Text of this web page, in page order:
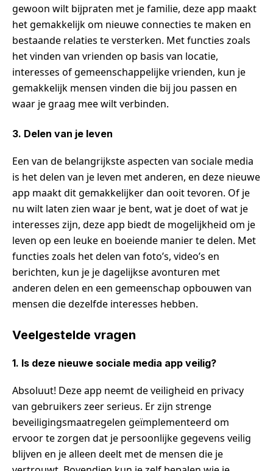
gewoon wilt bijpraten met je familie, deze app maakt
het gemakkelijk om nieuwe connecties te maken en
bestaande relaties te versterken. Met functies zoals
het vinden van vrienden op basis van locatie,
interesses of gemeenschappelijke vrienden, kun je
gemakkelijk mensen vinden die bij jou passen en
waar je graag mee wilt verbinden.
3. Delen van je leven
Een van de belangrijkste aspecten van sociale media
is het delen van je leven met anderen, en deze nieuwe
app maakt dit gemakkelijker dan ooit tevoren. Of je
nu wilt laten zien waar je bent, wat je doet of wat je
interesses zijn, deze app biedt de mogelijkheid om je
leven op een leuke en boeiende manier te delen. Met
functies zoals het delen van foto’s, video’s en
berichten, kun je je dagelijkse avonturen met
anderen delen en een gemeenschap opbouwen van
mensen die dezelfde interesses hebben.
Veelgestelde vragen
1. Is deze nieuwe sociale media app veilig?
Absoluut! Deze app neemt de veiligheid en privacy
van gebruikers zeer serieus. Er zijn strenge
beveiligingsmaatregelen geïmplementeerd om
ervoor te zorgen dat je persoonlijke gegevens veilig
blijven en je alleen deelt met de mensen die je